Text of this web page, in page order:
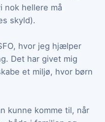
nok hellere må
skyld).
hvor jeg hjælper
Det har givet mig
et miljø, hvor børn
kunne komme til, når